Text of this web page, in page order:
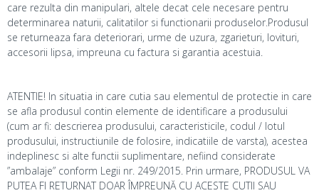
care rezulta din manipulari, altele decat cele necesare pentru
determinarea naturii, calitatilor si functionarii produselor.Produsul
se returneaza fara deteriorari, urme de uzura, zgarieturi, lovituri,
accesorii lipsa, impreuna cu factura si garantia acestuia.
ATENTIE! In situatia in care cutia sau elementul de protectie in care
se afla produsul contin elemente de identificare a produsului
(cum ar fi: descrierea produsului, caracteristicile, codul / lotul
produsului, instructiunile de folosire, indicatiile de varsta), acestea
indeplinesc si alte functii suplimentare, nefiind considerate
”ambalaje” conform Legii nr. 249/2015. Prin urmare, PRODUSUL VA
PUTEA FI RETURNAT DOAR ÎMPREUNĂ CU ACESTE CUTII SAU